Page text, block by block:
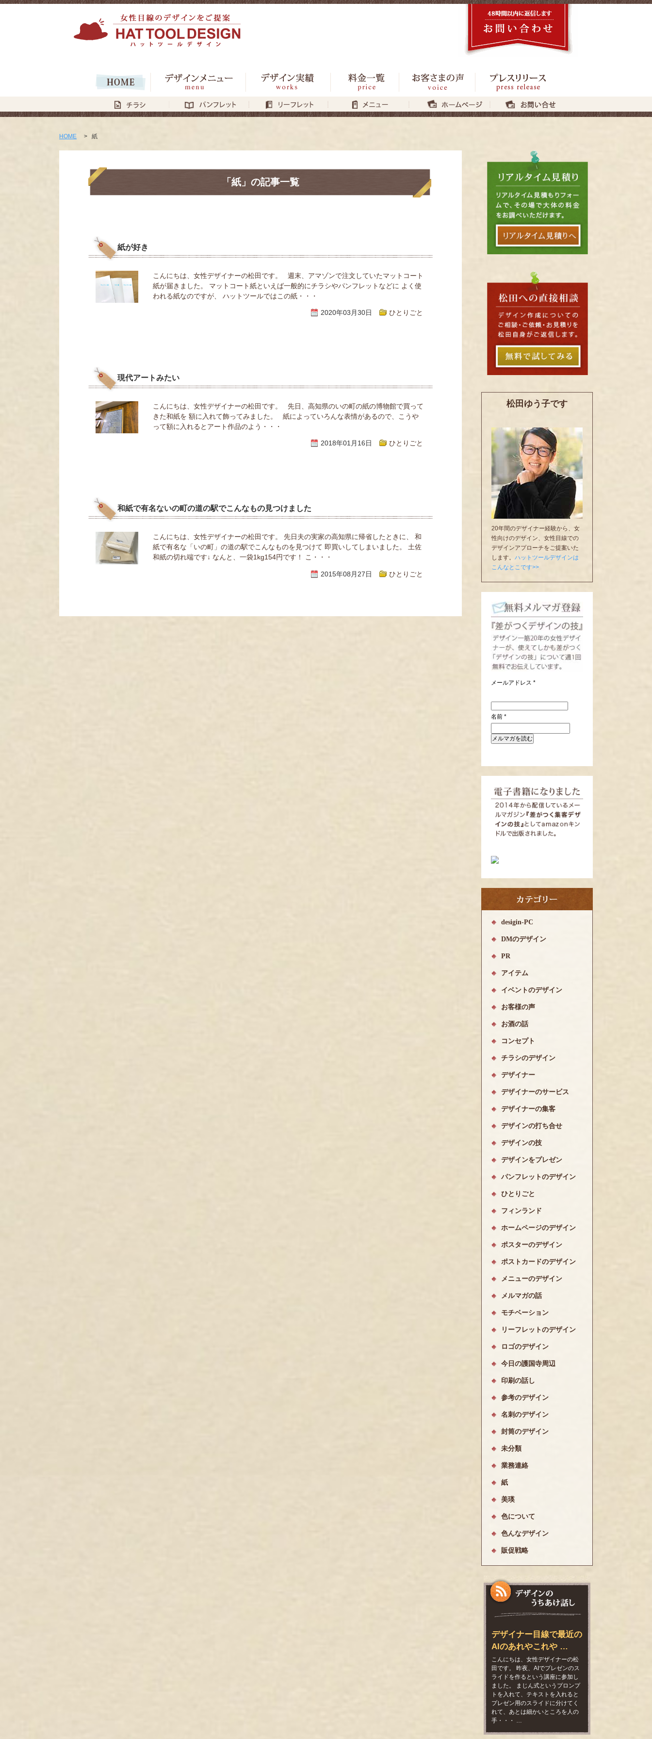
HOME > 紙
「紙」の記事一覧
紙が好き
こんにちは、女性デザイナーの松田です。 週末、アマゾンで注文していたマットコート
紙が届きました。 マットコート紙といえば一般的にチラシやパンフレットなどに よく使
われる紙なのですが、 ハットツールではこの紙・・・
2020年03月30日 ひとりごと
現代アートみたい
こんにちは、女性デザイナーの松田です。 先日、高知県のいの町の紙の博物館で買って
きた和紙を 額に入れて飾ってみました。 紙によっていろんな表情があるので、こうや
って額に入れるとアート作品のよう・・・
2018年01月16日 ひとりごと
和紙で有名ないの町の道の駅でこんなもの見つけました
こんにちは、女性デザイナーの松田です。 先日夫の実家の高知県に帰省したときに、 和
紙で有名な「いの町」の道の駅でこんなものを見つけて 即買いしてしまいました。 土佐
和紙の切れ端です↓ なんと、一袋1kg154円です！ こ・・・
2015年08月27日 ひとりごと
松田ゆう子です
20年間のデザイナー経験から、女
性向けのデザイン、女性目線での
デザインアプローチをご提案いた
します。 ハットツールデザインは
こんなとこです>>
メールアドレス *
名前 *
desigin-PC
DMのデザイン
PR
アイテム
イベントのデザイン
お客様の声
お酒の話
コンセプト
チラシのデザイン
デザイナー
デザイナーのサービス
デザイナーの集客
デザインの打ち合せ
デザインの技
デザインをプレゼン
パンフレットのデザイン
ひとりごと
フィンランド
ホームページのデザイン
ポスターのデザイン
ポストカードのデザイン
メニューのデザイン
メルマガの話
モチベーション
リーフレットのデザイン
ロゴのデザイン
今日の護国寺周辺
印刷の話し
参考のデザイン
名刺のデザイン
封筒のデザイン
未分類
業務連絡
紙
美瑛
色について
色んなデザイン
販促戦略
デザイナー目線で最近の
AIのあれやこれや …
こんにちは、女性デザイナーの松
田です。 昨夜、AIでプレゼンのス
ライドを作るという講座に参加し
ました。 まじん式というプロンプ
トを入れて、テキストを入れると
プレゼン用のスライドに分けてく
れて、あとは細かいところを人の
手・・・ …